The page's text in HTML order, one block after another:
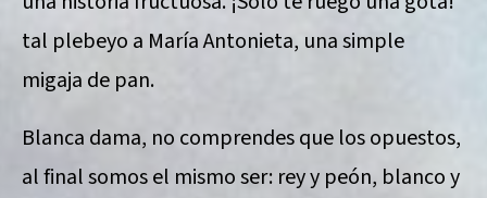
tal plebeyo a María Antonieta, una simple
migaja de pan.
Blanca dama, no comprendes que los opuestos,
al final somos el mismo ser: rey y peón, blanco y